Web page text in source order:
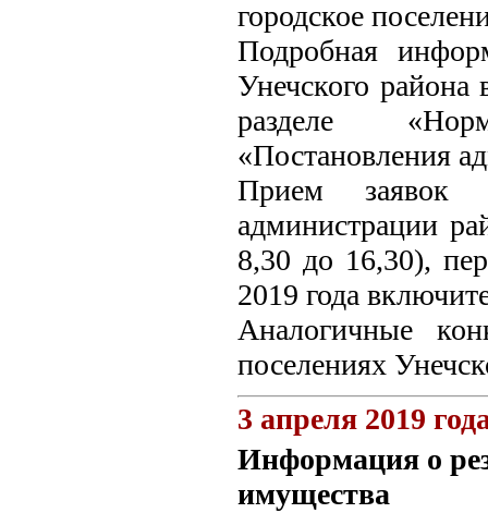
городское
Подробная
Унечского района
разделе
«Постановления
Прием заявок
администрации
8,30 до 16,30),
2019 года
Аналогичные
поселениях
3 апреля 2019
Информация о
имущества